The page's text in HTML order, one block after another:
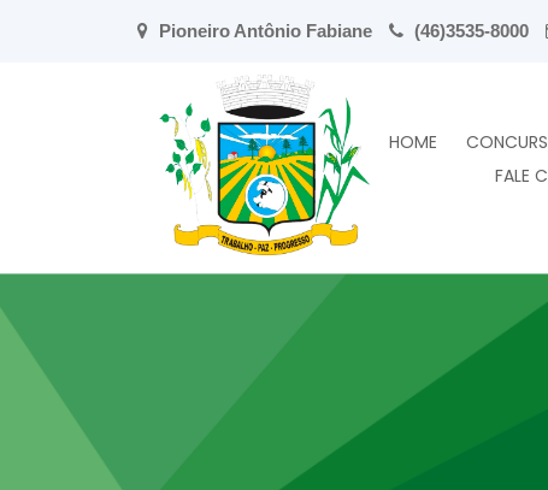
Pioneiro Antônio Fabiane (46)3535-8000
HOME
FALE